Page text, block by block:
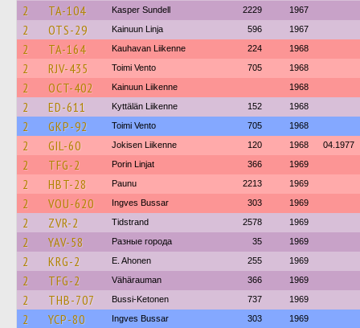
2 TA-104 Kasper Sundell 2229 1967
2 OTS-29 Kainuun Linja 596 1967
2 TA-164 Kauhavan Liikenne 224 1968
2 RJV-435 Toimi Vento 705 1968
2 OCT-402 Kainuun Liikenne 1968
2 ED-611 Kyttälän Liikenne 152 1968
2 GKP-92 Toimi Vento 705 1968
2 GIL-60 Jokisen Liikenne 120 1968 04.1977
2 TFG-2 Porin Linjat 366 1969
2 HBT-28 Paunu 2213 1969
2 VOU-620 Ingves Bussar 303 1969
2 ZVR-2 Tidstrand 2578 1969
2 YAV-58 Разные города 35 1969
2 KRG-2 E. Ahonen 255 1969
2 TFG-2 Vähärauman 366 1969
2 THB-707 Bussi-Ketonen 737 1969
2 YCP-80 Ingves Bussar 303 1969